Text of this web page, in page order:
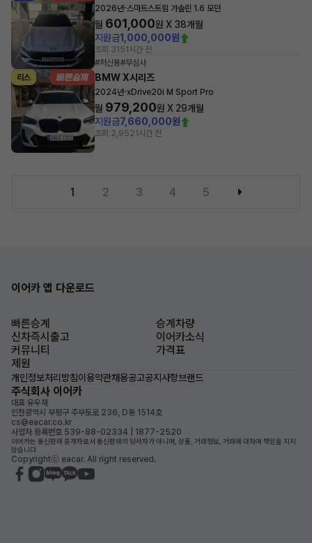
2026년·스마트스트림 가솔린 1.6 모던
월 601,000원 X 38개월
지원금1,000,000원
조회 3151시간 전
#저신용#무심사
리스
BMW X시리즈
2024년·xDrive20i M Sport Pro
월 979,200원 X 29개월
지원금7,660,000원
조회 2,9521시간 전
1 2 3 4 5
이어카 앱 다운로드
빠른승계
승계차량
신차즉시출고
이어카소식
커뮤니티
가격표
제원
개인정보처리방침이용약관채용공고공지사항브랜드
주식회사 이어카
대표 유우재
인천광역시 부평구 주부토로 236, D동 1514호
cs@eacar.co.kr
사업자 등록번호 539-88-02334 | 1877-2520
이어카는 통신판매 중개자로서 통신판매의 당사자가 아니며, 상품, 거래정보, 거래에 대하여 책임을 지지
않습니다.
Copyrightⓒ eacar. All right reserved.